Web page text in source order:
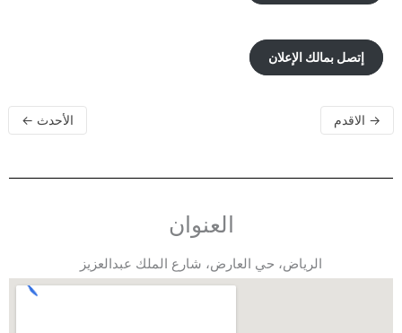
إتصل بمالك الإعلان
→ الاقدم الأحدث ←
العنوان
الرياض، حي العارض، شارع الملك عبدالعزيز